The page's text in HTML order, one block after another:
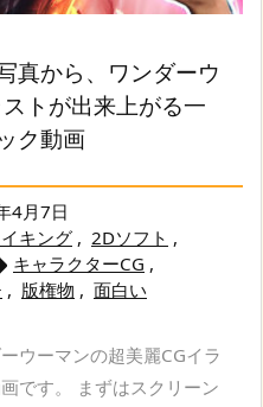
真から、ワンダーウ
トが出来上がる一
ク動画
4月7日
キング , 2Dソフト ,
キャラクターCG ,
, 版権物 , 面白い
ウーマンの超美麗CGイラ
です。 まずはスクリーン